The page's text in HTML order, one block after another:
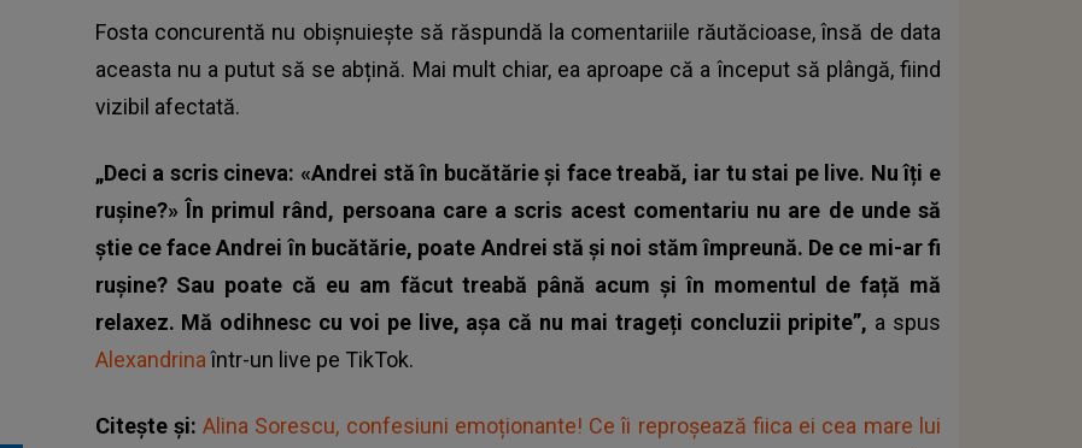
Fosta concurentă nu obișnuiește să răspundă la comentariile răutăcioase, însă de data
aceasta nu a putut să se abțină. Mai mult chiar, ea aproape că a început să plângă, fiind
vizibil afectată.
„Deci a scris cineva: «Andrei stă în bucătărie și face treabă, iar tu stai pe live. Nu îți e
rușine?» În primul rând, persoana care a scris acest comentariu nu are de unde să
știe ce face Andrei în bucătărie, poate Andrei stă și noi stăm împreună. De ce mi-ar fi
rușine? Sau poate că eu am făcut treabă până acum și în momentul de față mă
relaxez. Mă odihnesc cu voi pe live, așa că nu mai trageți concluzii pripite”, a spus
Alexandrinaîntr-un live pe TikTok.
Citește și:Alina Sorescu, confesiuni emoționante! Ce îi reproșează fiica ei cea mare lui